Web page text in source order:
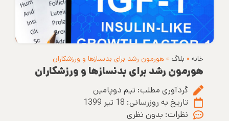
خانه » بلاگ » هورمون رشد برای بدنسازها و ورزشکاران
هورمون رشد برای بدنسازها و ورزشکاران
گردآوری مطلب: تیم دوپامین
تاریخ به روزرسانی: 18 تیر 1399
نظرات: بدون نظری